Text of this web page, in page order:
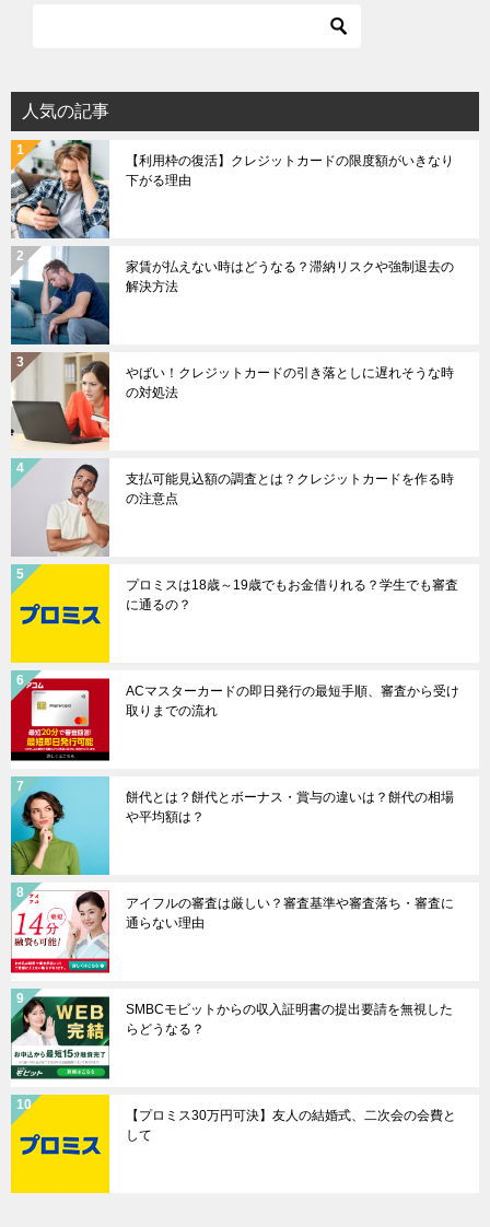
人気の記事
【利用枠の復活】クレジットカードの限度額がいきなり
下がる理由
家賃が払えない時はどうなる？滞納リスクや強制退去の
解決方法
やばい！クレジットカードの引き落としに遅れそうな時
の対処法
支払可能見込額の調査とは？クレジットカードを作る時
の注意点
プロミスは18歳～19歳でもお金借りれる？学生でも審査
に通るの？
ACマスターカードの即日発行の最短手順、審査から受け
取りまでの流れ
餅代とは？餅代とボーナス・賞与の違いは？餅代の相場
や平均額は？
アイフルの審査は厳しい？審査基準や審査落ち・審査に
通らない理由
SMBCモビットからの収入証明書の提出要請を無視した
らどうなる？
【プロミス30万円可決】友人の結婚式、二次会の会費と
して